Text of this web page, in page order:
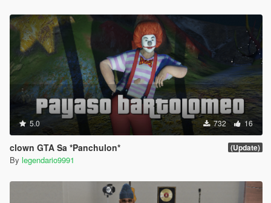
5.0 732 16
clown GTA Sa *Panchulon* (Update)
By legendario9991